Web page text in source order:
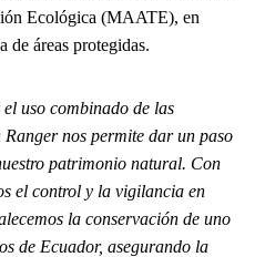
Ecológica (MAATE), en
de áreas protegidas.
uso combinado de las
nos permite dar un paso
patrimonio natural. Con
el control y la vigilancia en
la conservación de uno
de Ecuador, asegurando la